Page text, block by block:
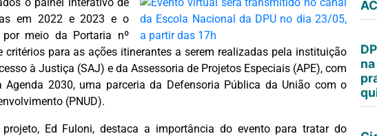
em 2022 e 2023 e o
por meio da Portaria nº
critérios para as ações itinerantes a serem realizadas pela instituição
à Justiça (SAJ) e da Assessoria de Projetos Especiais (APE), com
2030, uma parceria da Defensoria Pública da União com o
(PNUD).
Ed Fuloni, destaca a importância do evento para tratar do